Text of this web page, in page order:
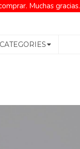
Muchas gracias.
CATEGORIES